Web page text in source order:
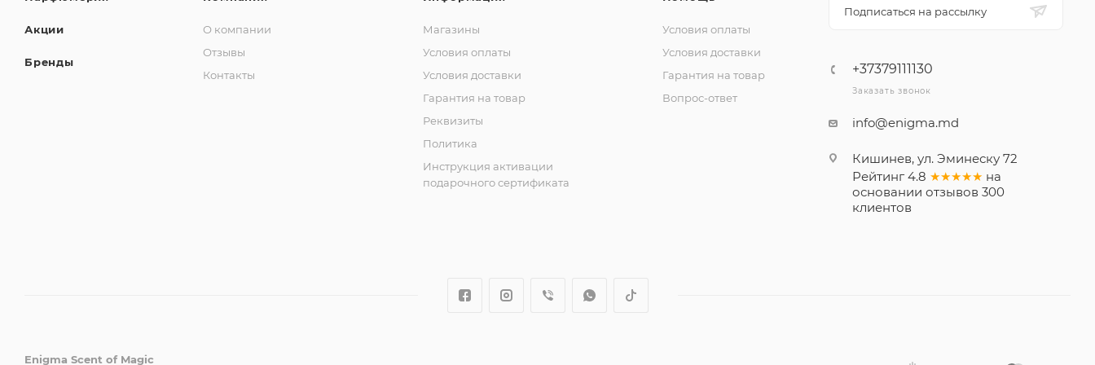
Акции
Бренды
О компании
Отзывы
Контакты
Магазины
Условия оплаты
Условия доставки
Гарантия на товар
Реквизиты
Политика
Инструкция активации
подарочного сертификата
Условия оплаты
Условия доставки
Гарантия на товар
Вопрос-ответ
Подписаться на рассылку
+37379111130
Заказать звонок
info@enigma.md
Кишинев, ул. Эминеску 72
Рейтинг 4.8 ★★★★★ на
основании отзывов 300
клиентов
Enigma Scent of Magic